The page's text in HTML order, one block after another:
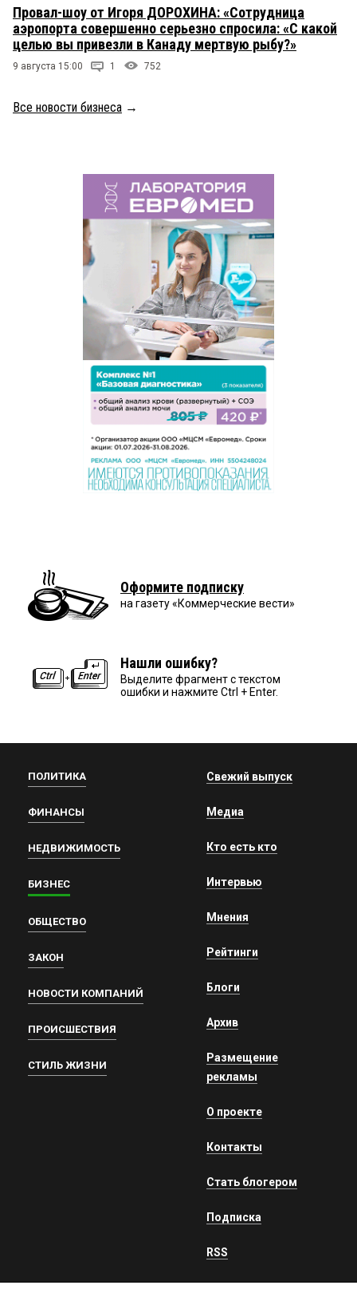
Провал-шоу от Игоря ДОРОХИНА: «Сотрудница
аэропорта совершенно серьезно спросила: «С какой
целью вы привезли в Канаду мертвую рыбу?»
9 августа 15:00 1 752
Все новости бизнеса →
Оформите подписку
на газету «Коммерческие вести»
Нашли ошибку?
Выделите фрагмент с текстом
ошибки и нажмите Ctrl + Enter.
ПОЛИТИКА
ФИНАНСЫ
НЕДВИЖИМОСТЬ
БИЗНЕС
ОБЩЕСТВО
ЗАКОН
НОВОСТИ КОМПАНИЙ
ПРОИСШЕСТВИЯ
СТИЛЬ ЖИЗНИ
Свежий выпуск
Медиа
Кто есть кто
Интервью
Мнения
Рейтинги
Блоги
Архив
Размещение
рекламы
О проекте
Контакты
Стать блогером
Подписка
RSS